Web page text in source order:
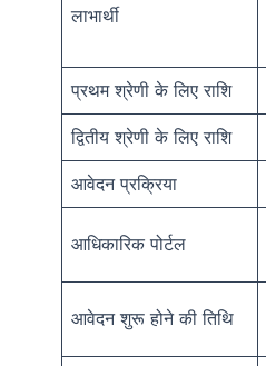
लाभार्थी
प्रथम श्रेणी के लिए राशि
द्वितीय श्रेणी के लिए राशि
आवेदन प्रक्रिया
आधिकारिक पोर्टल
आवेदन शुरू होने की तिथि